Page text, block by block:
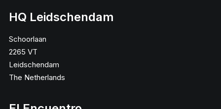
HQ Leidschendam
Schoorlaan
2265 VT
Leidschendam
The Netherlands